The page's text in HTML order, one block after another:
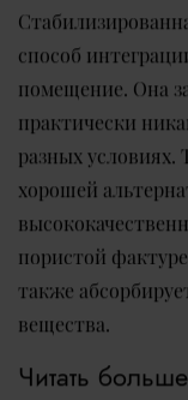
способ
помещение. Она
практически
разных условиях.
хорошей
пористой
также
вещества.
Читать больше